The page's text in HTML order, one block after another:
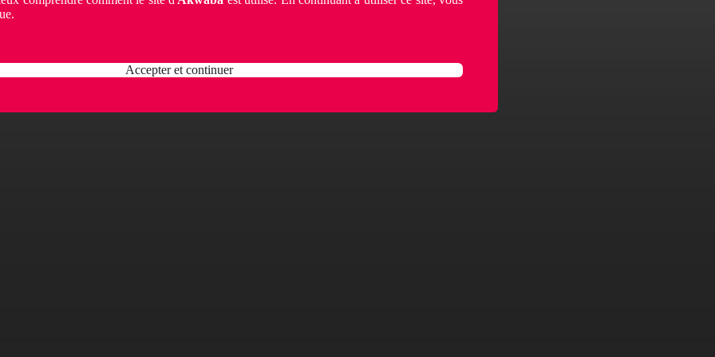
Accepter et continuer